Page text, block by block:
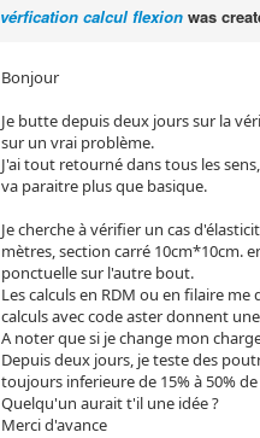
vérfication calcul flexion was
Bonjour
Je butte depuis deux jours sur la
sur un vrai problème.
J'ai tout retourné dans tous les
va paraitre plus que basique.
Je cherche à vérifier un cas
mètres, section carré 10cm*10cm.
ponctuelle sur l'autre bout.
Les calculs en RDM ou en filaire
calculs avec code aster donnent
A noter que si je change mon
Depuis deux jours, je teste des
toujours inferieure de 15% à 50%
Quelqu'un aurait t'il une idée ?
Merci d'avance